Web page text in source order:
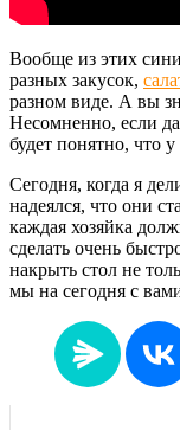
Вообще из этих
разных закусок,
разном виде. А вы
Несомненно, если
будет понятно, что у
Сегодня, когда я
надеялся, что они
каждая хозяйка
сделать очень
накрыть стол не
мы на сегодня с